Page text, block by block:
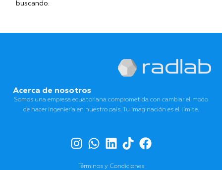
buscando.
Acerca de nosotros
Somos una empresa ecuatoriana comprometida con cambiar el modo
de hacer ingeniería en nuestro país. Tu imaginación es el límite.
Términos y Condiciones